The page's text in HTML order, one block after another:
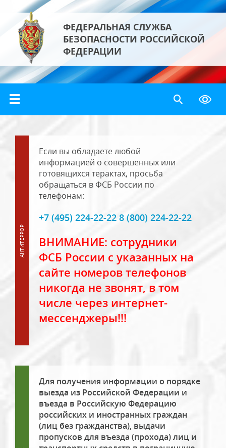
ФЕДЕРАЛЬНАЯ СЛУЖБА
БЕЗОПАСНОСТИ РОССИЙСКОЙ
ФЕДЕРАЦИИ
Если вы обладаете любой
информацией о совершенных или
готовящихся терактах, просьба
обращаться в ФСБ России по
телефонам:
+7 (495) 224-22-22 8 (800) 224-22-22
ВНИМАНИЕ: сотрудники
ФСБ России с указанных на
сайте номеров телефонов
никогда не звонят, в том
числе через интернет-
мессенджеры!!!
Для получения информации о порядке
выезда из Российской Федерации и
въезда в Российскую Федерацию
российских и иностранных граждан
(лиц без гражданства), выдачи
пропусков для въезда (прохода) лиц и